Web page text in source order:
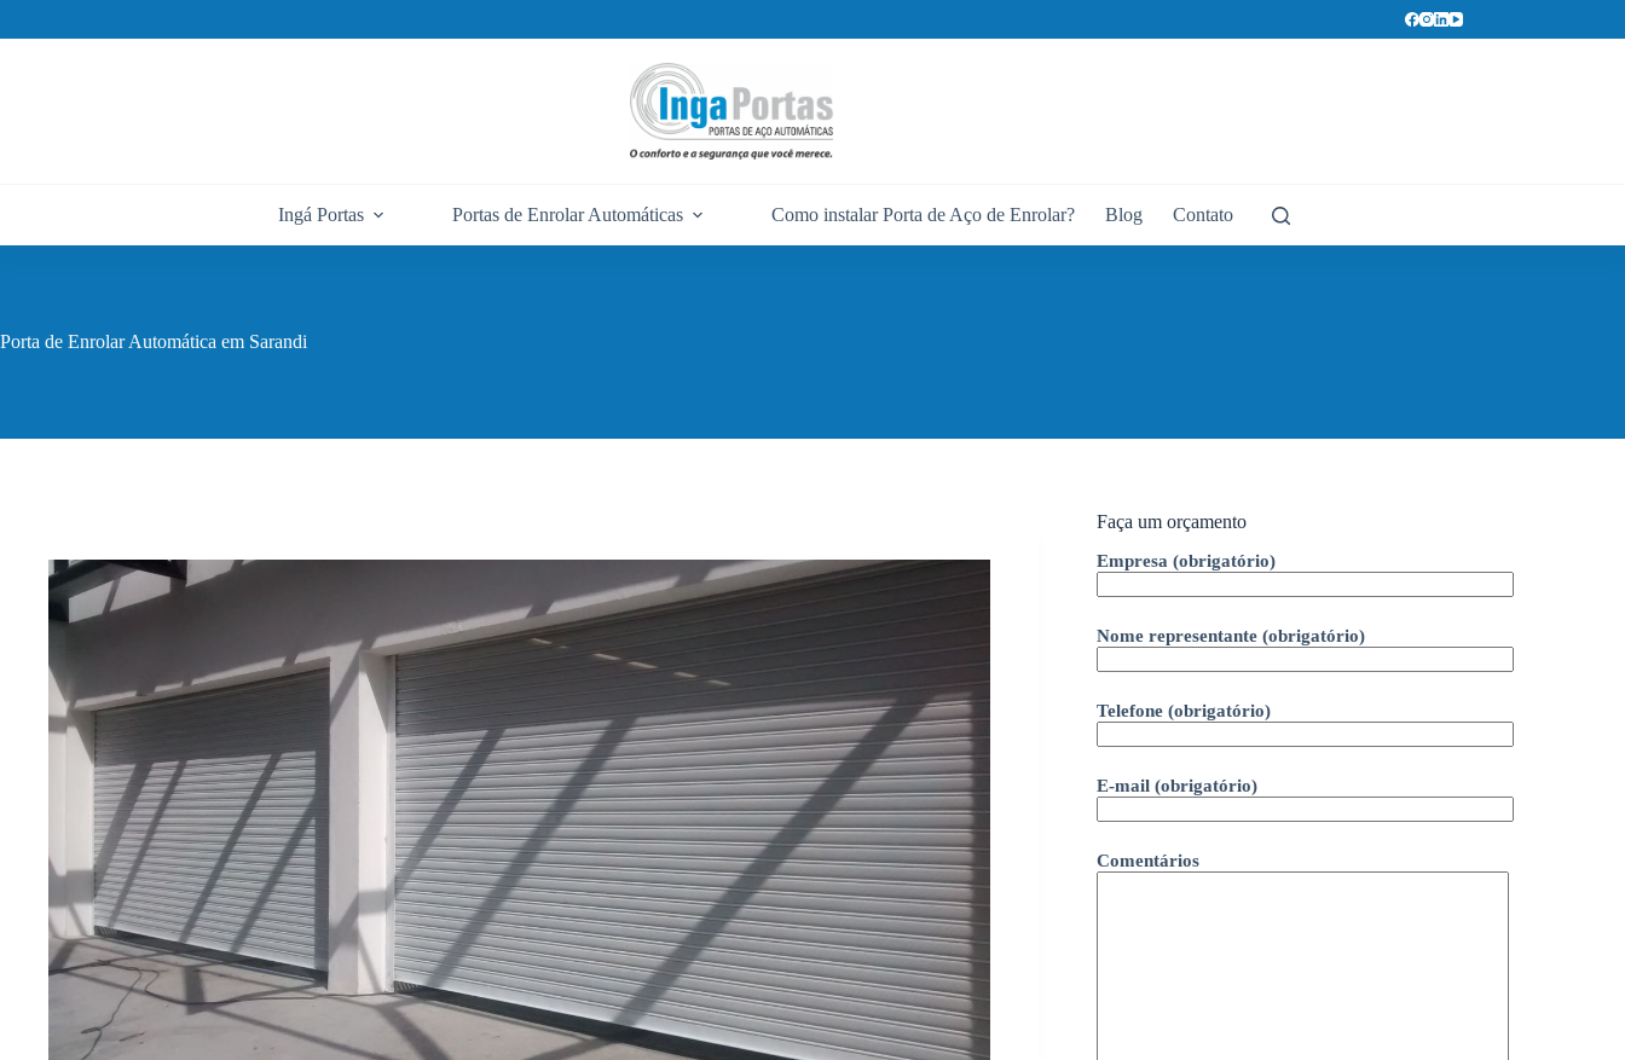
Ingá Portas Portas de Enrolar Automáticas Como instalar Porta de Aço de Enrolar? Blog Contato
Porta de Enrolar Automática em Sarandi
Faça um orçamento
Empresa (obrigatório)
Nome representante (obrigatório)
Telefone (obrigatório)
E-mail (obrigatório)
Comentários